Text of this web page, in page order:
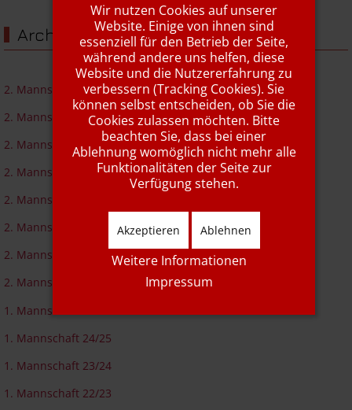
Archiv
2. Mannschaft 25/26
2. Mannschaft 24/25
2. Mannschaft 23/24
2. Mannschaft 22/23
2. Mannschaft 21/22
2. Mannschaft 19/21
2. Mannschaft 18/19
2. Mannschaft 17/18
1. Mannschaft 25/26
1. Mannschaft 24/25
1. Mannschaft 23/24
1. Mannschaft 22/23
Wir nutzen Cookies auf unserer
Website. Einige von ihnen sind
essenziell für den Betrieb der Seite,
während andere uns helfen, diese
Website und die Nutzererfahrung zu
verbessern (Tracking Cookies). Sie
können selbst entscheiden, ob Sie die
Cookies zulassen möchten. Bitte
beachten Sie, dass bei einer
Ablehnung womöglich nicht mehr alle
Funktionalitäten der Seite zur
Verfügung stehen.
Akzeptieren Ablehnen
Weitere Informationen
Impressum